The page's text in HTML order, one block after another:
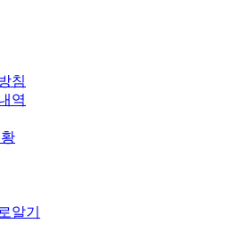
침
역
알기